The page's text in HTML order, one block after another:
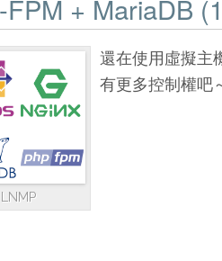
FPM + MariaDB
LNMP
還在使用虛擬主
有更多控制權吧